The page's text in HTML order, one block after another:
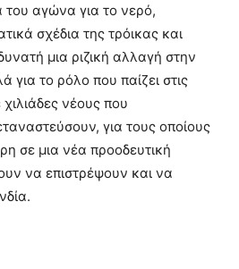
του αγώνα για το νερό,
σχέδια της τρόικας και
μια ριζική αλλαγή στην
για το ρόλο που παίζει στις
χιλιάδες νέους που
για τους οποίους
σε μια νέα προοδευτική
να επιστρέψουν και να